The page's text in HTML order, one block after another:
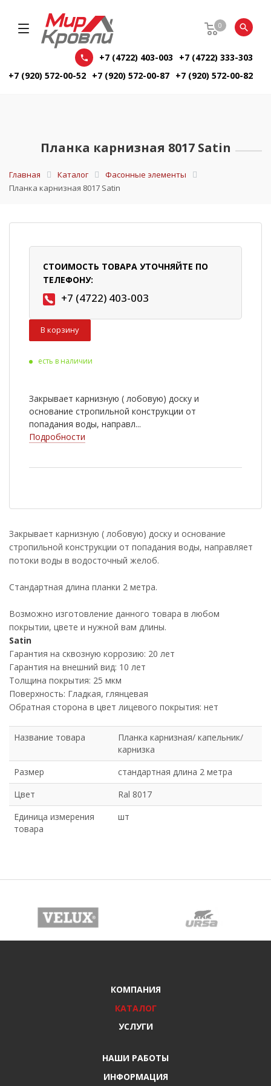
0
+7 (4722) 403-003
+7 (4722) 333-303
+7 (920) 572-00-52 +7 (920) 572-00-87 +7 (920) 572-00-82
Планка карнизная 8017 Satin
Главная Каталог
Фасонные элементы
Планка карнизная 8017 Satin
СТОИМОСТЬ ТОВАРА УТОЧНЯЙТЕ ПО
ТЕЛЕФОНУ:
+7 (4722) 403-003
В корзину
есть в наличии
Закрывает карнизную ( лобовую) доску и
основание стропильной конструкции от
попадания воды, направл...
Подробности
Закрывает карнизную ( лобовую) доску и основание
стропильной конструкции от попадания воды, направляет
потоки воды в водосточный желоб.
Стандартная длина планки 2 метра.
Возможно изготовление данного товара в любом
покрытии, цвете и нужной вам длины.
Satin
Гарантия на сквозную коррозию: 20 лет
Гарантия на внешний вид: 10 лет
Толщина покрытия: 25 мкм
Поверхность: Гладкая, глянцевая
Обратная сторона в цвет лицевого покрытия: нет
Название товара
Планка карнизная/ капельник/
карнизка
Размер
стандартная длина 2 метра
Цвет
Ral 8017
Единица измерения
товара
шт
КОМПАНИЯ
КАТАЛОГ
УСЛУГИ
НАШИ РАБОТЫ
ИНФОРМАЦИЯ